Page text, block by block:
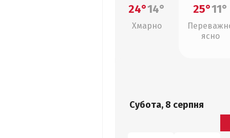
24°14°
Хмарно
25°11°
ясно
Субота, 8 серпня